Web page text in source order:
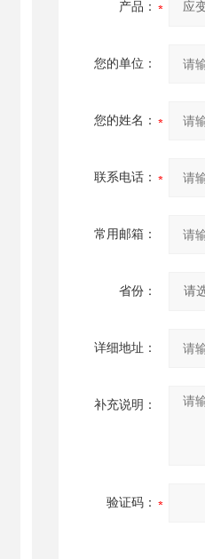
产品：
您的单位：
您的姓名：
联系电话：
常用邮箱：
省份：
详细地址：
补充说明：
验证码：